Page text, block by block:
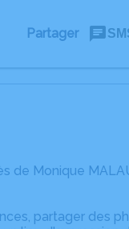
Partager
de Monique
partager des